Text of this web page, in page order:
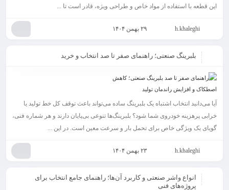
این قطعه با استفاده از مواد خاص و طراحی ویژه، قادر است تا ...
h.khaleghi ۲۹ بهمن ۱۴۰۴
بلبرینگ صنعتی؛ راهنمای صفر تا صد انتخاب و خرید
آیا می‌دانید انتخاب اشتباه یک بلبرینگ ساده می‌تواند باعث توقف کل خط تولید یا
خرابی پرهزینه خودروی شما شود؟ بلبرینگ‌ها تنوعی بی‌پایان دارند و هر شماره فنی،
گویای یک ویژگی خاص برای تحمل بار و سرعت معین است. در این ...
h.khaleghi ۲۳ بهمن ۱۴۰۴
انواع واشر صنعتی و کاربرد آن‌ها؛ راهنمای جامع انتخاب برای
پروژه‌های فنی